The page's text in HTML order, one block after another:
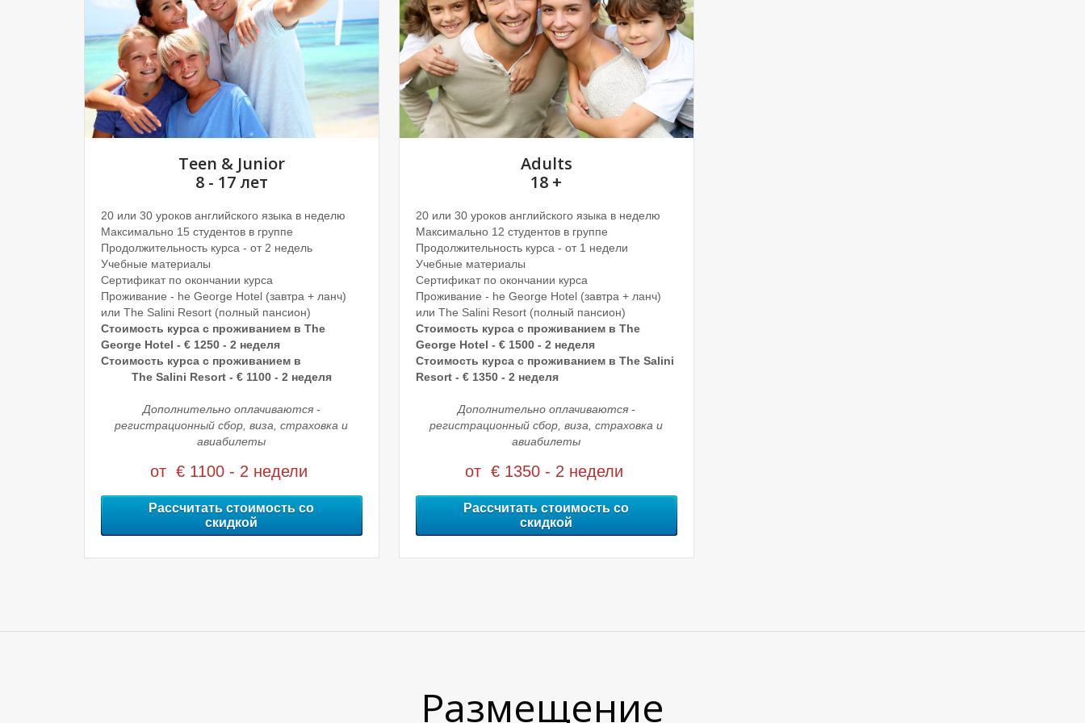
Teen & Junior
8 - 17 лет
20 или 30 уроков английского языка в неделю
Максимально 15 студентов в группе
Продолжительность курса - от 2 недель
Учебные материалы
Сертификат по окончании курса
Проживание - he George Hotel (завтра + ланч)
или The Salini Resort (полный пансион)
Стоимость курса с проживанием в The
George Hotel - € 1250 - 2 неделя
Стоимость курса с проживанием в
The Salini Resort - € 1100 - 2 неделя
Дополнительно оплачиваются -
регистрационный сбор, виза, страховка и
авиабилеты
от € 1100 - 2 недели
Рассчитать стоимость со
скидкой
Adults
18 +
20 или 30 уроков английского языка в неделю
Максимально 12 студентов в группе
Продолжительность курса - от 1 недели
Учебные материалы
Сертификат по окончании курса
Проживание - he George Hotel (завтра + ланч)
или The Salini Resort (полный пансион)
Стоимость курса с проживанием в The
George Hotel - € 1500 - 2 неделя
Стоимость курса с проживанием в The Salini
Resort - € 1350 - 2 неделя
Дополнительно оплачиваются -
регистрационный сбор, виза, страховка и
авиабилеты
от € 1350 - 2 недели
Рассчитать стоимость со
скидкой
Размещение